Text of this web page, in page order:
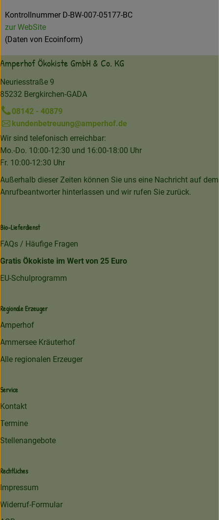
Kontrollnummer D-BW-007-05177-BC
zur WebSite
(Daten von Ecoinform)
Amperhof Ökokiste GmbH & Co. KG
Neuriesstraße 9
85232 Bergkirchen-GADA
08142 - 40879
kundenbetreuung@amperhof.de
Wir sind telefonisch erreichbar:
Mo.-Do. 10:00-12:30 und 16:00-18:00 Uhr
Fr. 10:00-12:30 Uhr
Außerhalb dieser Zeiten können Sie uns eine Nachricht auf dem
Anrufbeantworter hinterlassen und wir rufen Sie zurück.
Bio-Lieferdienst
FAQs / Häufige Fragen
Gratis Ökokiste im Wert von 25 Euro
EU-Schulprogramm
Regionale Erzeuger
Amperhof
Ammersee Kräuterhof
Alle regionalen Erzeuger
Service
Kontakt
Termine
Stellenangebote
Rechtliches
Impressum
Widerruf-Formular